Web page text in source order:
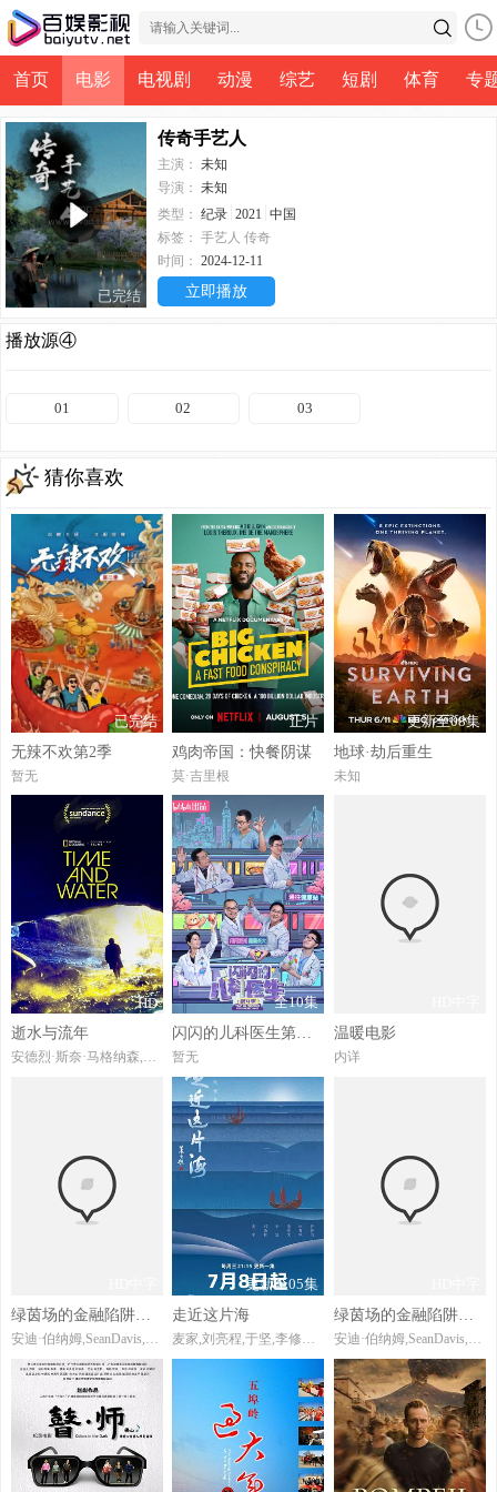
首页 电影 电视剧 动漫 综艺 短剧 体育 专
已完结
传奇手艺人
主演： 未知
导演： 未知
类型： 纪录 2021 中国
标签： 手艺人 传奇
时间： 2024-12-11
立即播放
播放源④
01 02 03
猜你喜欢
已完结
无辣不欢第2季
暂无
正片
鸡肉帝国：快餐阴谋
莫·吉里根
更新至08集
地球·劫后重生
未知
HD
逝水与流年
安德烈·斯奈·马格纳森,ÁrniKjartansson,赫迪斯·斯特芬斯多蒂尔,HuldaFilippusdóttir,JónSigurðurPétursson
全10集
闪闪的儿科医生第四季
暂无
温暖电影
内详
绿茵场的金融陷阱：V11球星的黑天鹅事件
安迪·伯纳姆,SeanDavis,BrianDeane,TommyJohnson,丹尼·墨菲
更新至05集
走近这片海
麦家,刘亮程,于坚,李修文,许知远,谢有顺
绿茵场的金融陷阱：V11球星的黑天鹅事件
安迪·伯纳姆,SeanDavis,BrianDeane,TommyJohnson,丹尼·墨菲